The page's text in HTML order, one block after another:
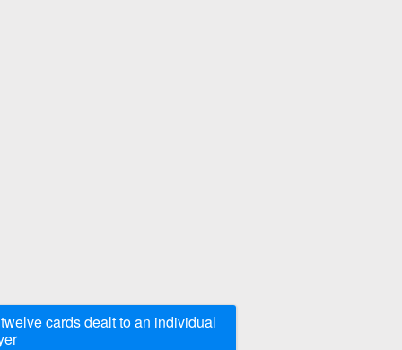
cards dealt to an individual